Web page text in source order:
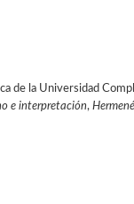
de la Universidad
e interpretación,